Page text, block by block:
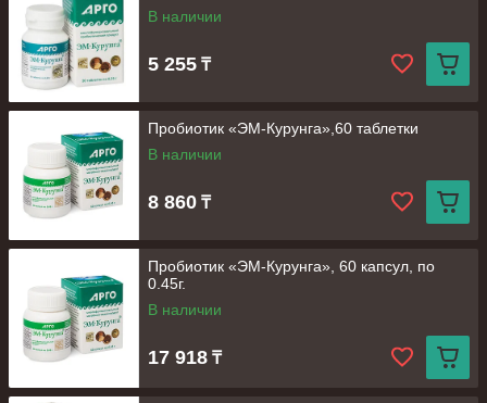
В наличии
5 255 ₸
Пробиотик «ЭМ-Курунга»,60 таблетки
В наличии
8 860 ₸
Пробиотик «ЭМ-Курунга», 60 капсул, по
0.45г.
В наличии
17 918 ₸